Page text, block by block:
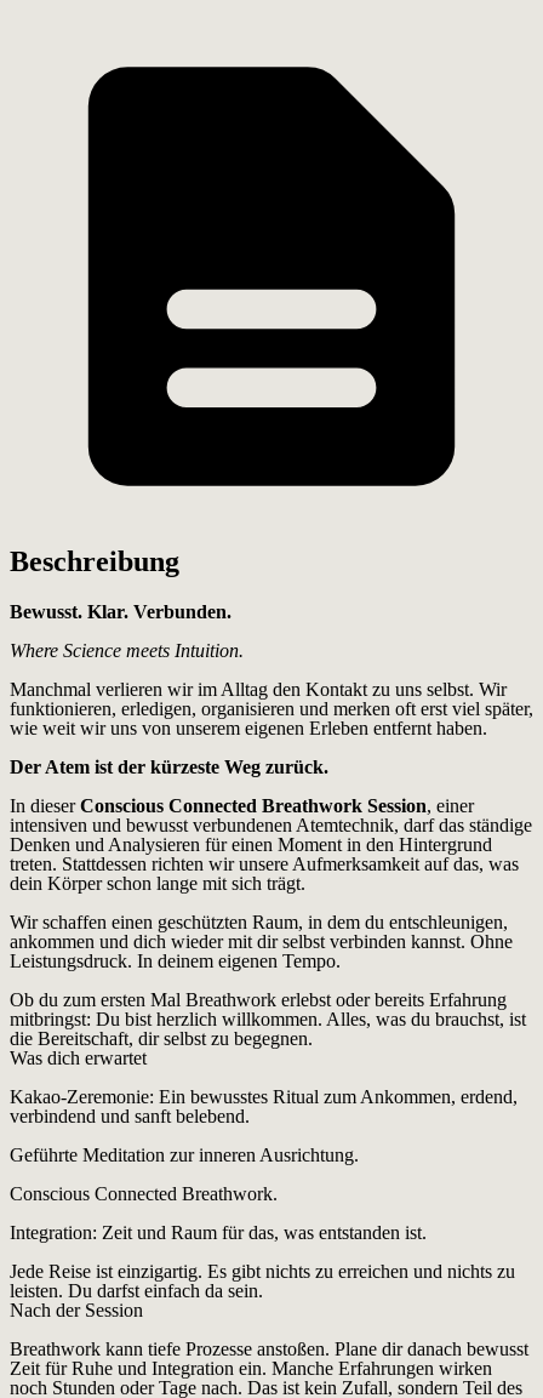
Beschreibung
Bewusst. Klar. Verbunden.
Where Science meets Intuition.
Manchmal verlieren wir im Alltag den Kontakt zu uns selbst. Wir
funktionieren, erledigen, organisieren und merken oft erst viel später,
wie weit wir uns von unserem eigenen Erleben entfernt haben.
Der Atem ist der kürzeste Weg zurück.
In dieserConscious Connected Breathwork Session, einer
intensiven und bewusst verbundenen Atemtechnik, darf das ständige
Denken und Analysieren für einen Moment in den Hintergrund
treten. Stattdessen richten wir unsere Aufmerksamkeit auf das, was
dein Körper schon lange mit sich trägt.
Wir schaffen einen geschützten Raum, in dem du entschleunigen,
ankommen und dich wieder mit dir selbst verbinden kannst. Ohne
Leistungsdruck. In deinem eigenen Tempo.
Ob du zum ersten Mal Breathwork erlebst oder bereits Erfahrung
mitbringst: Du bist herzlich willkommen. Alles, was du brauchst, ist
die Bereitschaft, dir selbst zu begegnen.
Was dich erwartet
Kakao-Zeremonie: Ein bewusstes Ritual zum Ankommen, erdend,
verbindend und sanft belebend.
Geführte Meditation zur inneren Ausrichtung.
Conscious Connected Breathwork.
Integration: Zeit und Raum für das, was entstanden ist.
Jede Reise ist einzigartig. Es gibt nichts zu erreichen und nichts zu
leisten. Du darfst einfach da sein.
Nach der Session
Breathwork kann tiefe Prozesse anstoßen. Plane dir danach bewusst
Zeit für Ruhe und Integration ein. Manche Erfahrungen wirken
noch Stunden oder Tage nach. Das ist kein Zufall, sondern Teil des